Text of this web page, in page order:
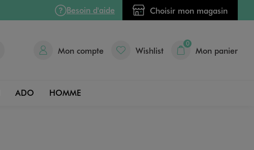
Besoin d'aide Choisir mon magasin
Mon compte Wishlist
0
Mon panier
ADO HOMME